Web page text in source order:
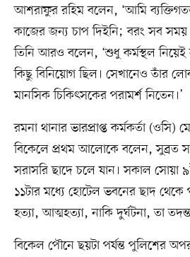
আশরাফুর রহিম বলেন, ‘আমি
কাজের জন্য চাপ দিইনি; বরং সব সময়
তিনি আরও বলেন, ‘শুধু কর্মস্থল নিয়েই
কিছু বিনিয়োগ ছিল। সেখানেও তাঁর
মানসিক চিকিৎসকের পরামর্শ নিতেন।’
রমনা থানার ভারপ্রাপ্ত কর্মকর্তা
বিকেলে প্রথম আলোকে বলেন, সুব্রত
সরাসরি ছাদে চলে যান। সকাল সোয়া
১১টার মধ্যে হোটেল ভবনের ছাদ থেকে
হত্যা, আত্মহত্যা, নাকি দুর্ঘটনা, তা
বিকেল পৌনে ছয়টা পর্যন্ত পুলিশের